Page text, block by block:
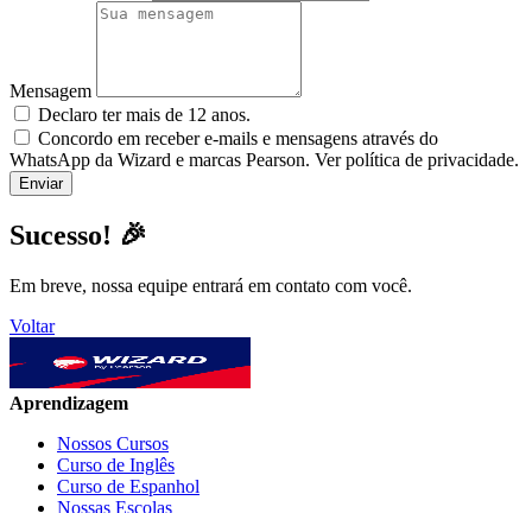
Mensagem
Declaro ter mais de 12 anos.
Concordo em receber e-mails e mensagens através do
WhatsApp da Wizard e marcas Pearson. Ver política de privacidade.
Sucesso! 🎉
Em breve, nossa equipe entrará em contato com você.
Voltar
Aprendizagem
Nossos Cursos
Curso de Inglês
Curso de Espanhol
Nossas Escolas